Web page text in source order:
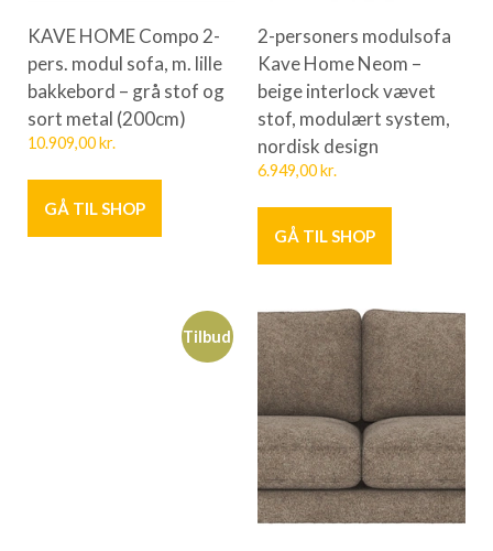
KAVE HOME Compo 2-
pers. modul sofa, m. lille
bakkebord – grå stof og
sort metal (200cm)
10.909,00 kr.
GÅ TIL SHOP
2-personers modulsofa
Kave Home Neom –
beige interlock vævet
stof, modulært system,
nordisk design
6.949,00 kr.
GÅ TIL SHOP
Tilbud